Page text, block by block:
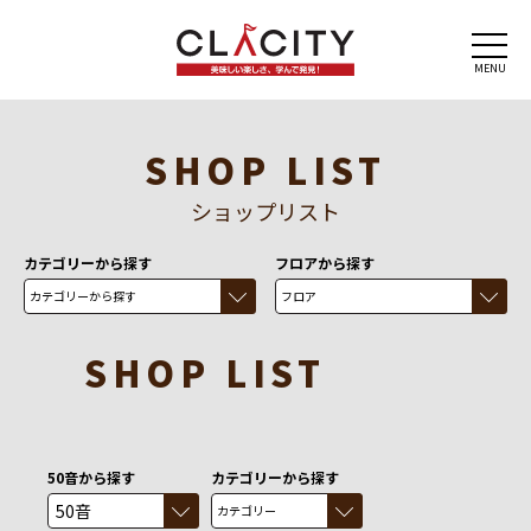
MENU
SHOP LIST
ショップリスト
カテゴリーから探す フロアから探す
SHOP LIST
50音から探す
50音
カテゴリーから探す